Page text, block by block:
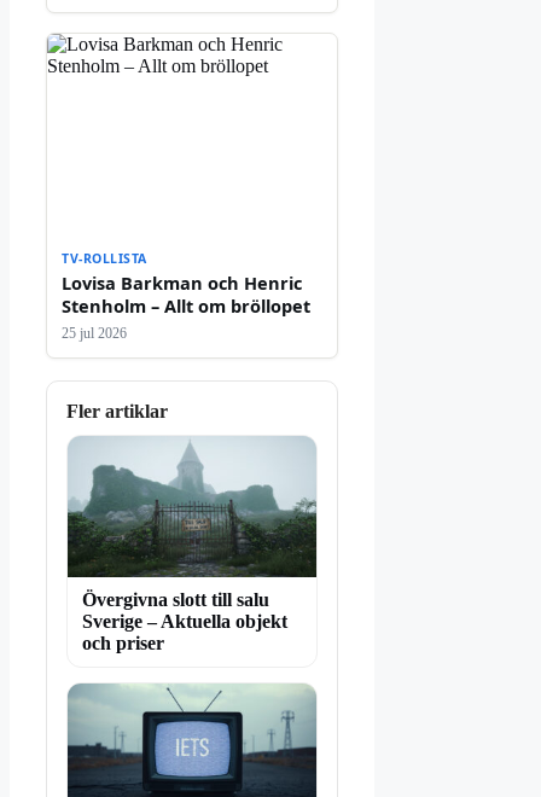
TV-ROLLISTA
Lovisa Barkman och Henric
Stenholm – Allt om bröllopet
25 jul 2026
Fler artiklar
Övergivna slott till salu
Sverige – Aktuella objekt
och priser